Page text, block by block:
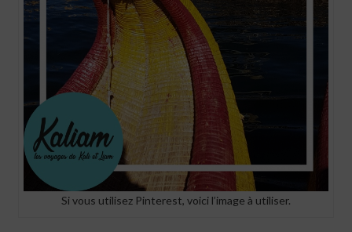
Si vous utilisez Pinterest, voici l’image à utiliser.